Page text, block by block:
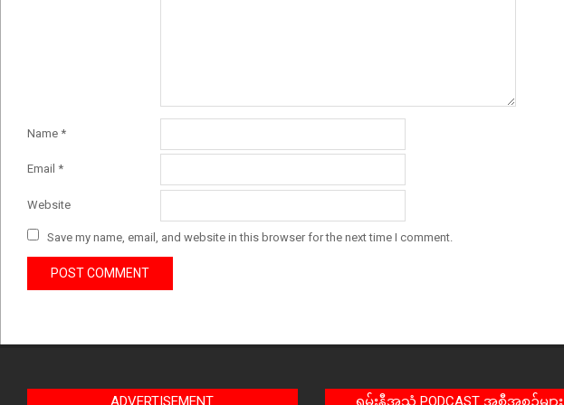
Name *
Email *
Website
Save my name, email, and website in this browser for the next time I comment.
ADVERTISEMENT ရှမ်းနီအသံ PODCAST အစီအစဉ်များ